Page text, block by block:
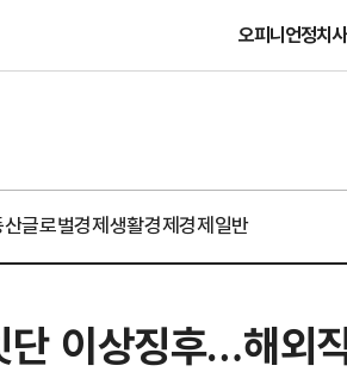
오피니언정치
글로벌경제생활경제경제일반
단 이상징후…해외